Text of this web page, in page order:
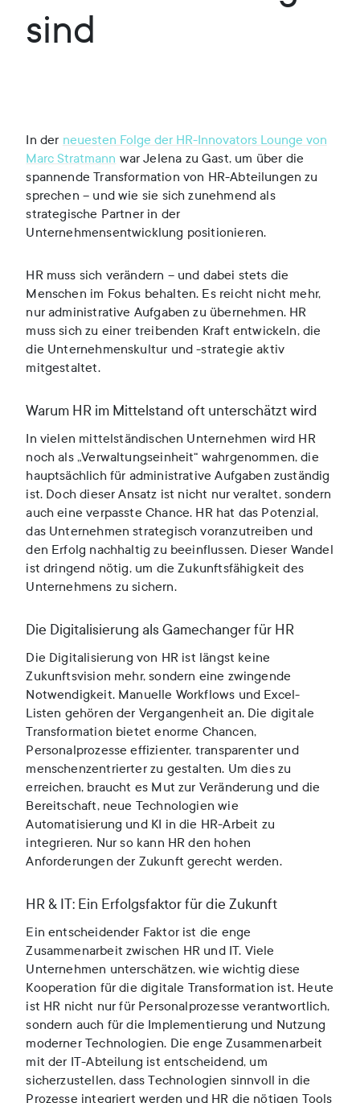
sind
In der neuesten Folge der HR-Innovators Lounge von
Marc Stratmann war Jelena zu Gast, um über die
spannende Transformation von HR-Abteilungen zu
sprechen – und wie sie sich zunehmend als
strategische Partner in der
Unternehmensentwicklung positionieren.
HR muss sich verändern – und dabei stets die
Menschen im Fokus behalten. Es reicht nicht mehr,
nur administrative Aufgaben zu übernehmen. HR
muss sich zu einer treibenden Kraft entwickeln, die
die Unternehmenskultur und -strategie aktiv
mitgestaltet.
Warum HR im Mittelstand oft unterschätzt wird
In vielen mittelständischen Unternehmen wird HR
noch als „Verwaltungseinheit“ wahrgenommen, die
hauptsächlich für administrative Aufgaben zuständig
ist. Doch dieser Ansatz ist nicht nur veraltet, sondern
auch eine verpasste Chance. HR hat das Potenzial,
das Unternehmen strategisch voranzutreiben und
den Erfolg nachhaltig zu beeinflussen. Dieser Wandel
ist dringend nötig, um die Zukunftsfähigkeit des
Unternehmens zu sichern.
Die Digitalisierung als Gamechanger für HR
Die Digitalisierung von HR ist längst keine
Zukunftsvision mehr, sondern eine zwingende
Notwendigkeit. Manuelle Workflows und Excel-
Listen gehören der Vergangenheit an. Die digitale
Transformation bietet enorme Chancen,
Personalprozesse effizienter, transparenter und
menschenzentrierter zu gestalten. Um dies zu
erreichen, braucht es Mut zur Veränderung und die
Bereitschaft, neue Technologien wie
Automatisierung und KI in die HR-Arbeit zu
integrieren. Nur so kann HR den hohen
Anforderungen der Zukunft gerecht werden.
HR & IT: Ein Erfolgsfaktor für die Zukunft
Ein entscheidender Faktor ist die enge
Zusammenarbeit zwischen HR und IT. Viele
Unternehmen unterschätzen, wie wichtig diese
Kooperation für die digitale Transformation ist. Heute
ist HR nicht nur für Personalprozesse verantwortlich,
sondern auch für die Implementierung und Nutzung
moderner Technologien. Die enge Zusammenarbeit
mit der IT-Abteilung ist entscheidend, um
sicherzustellen, dass Technologien sinnvoll in die
Prozesse integriert werden und HR die nötigen Tools